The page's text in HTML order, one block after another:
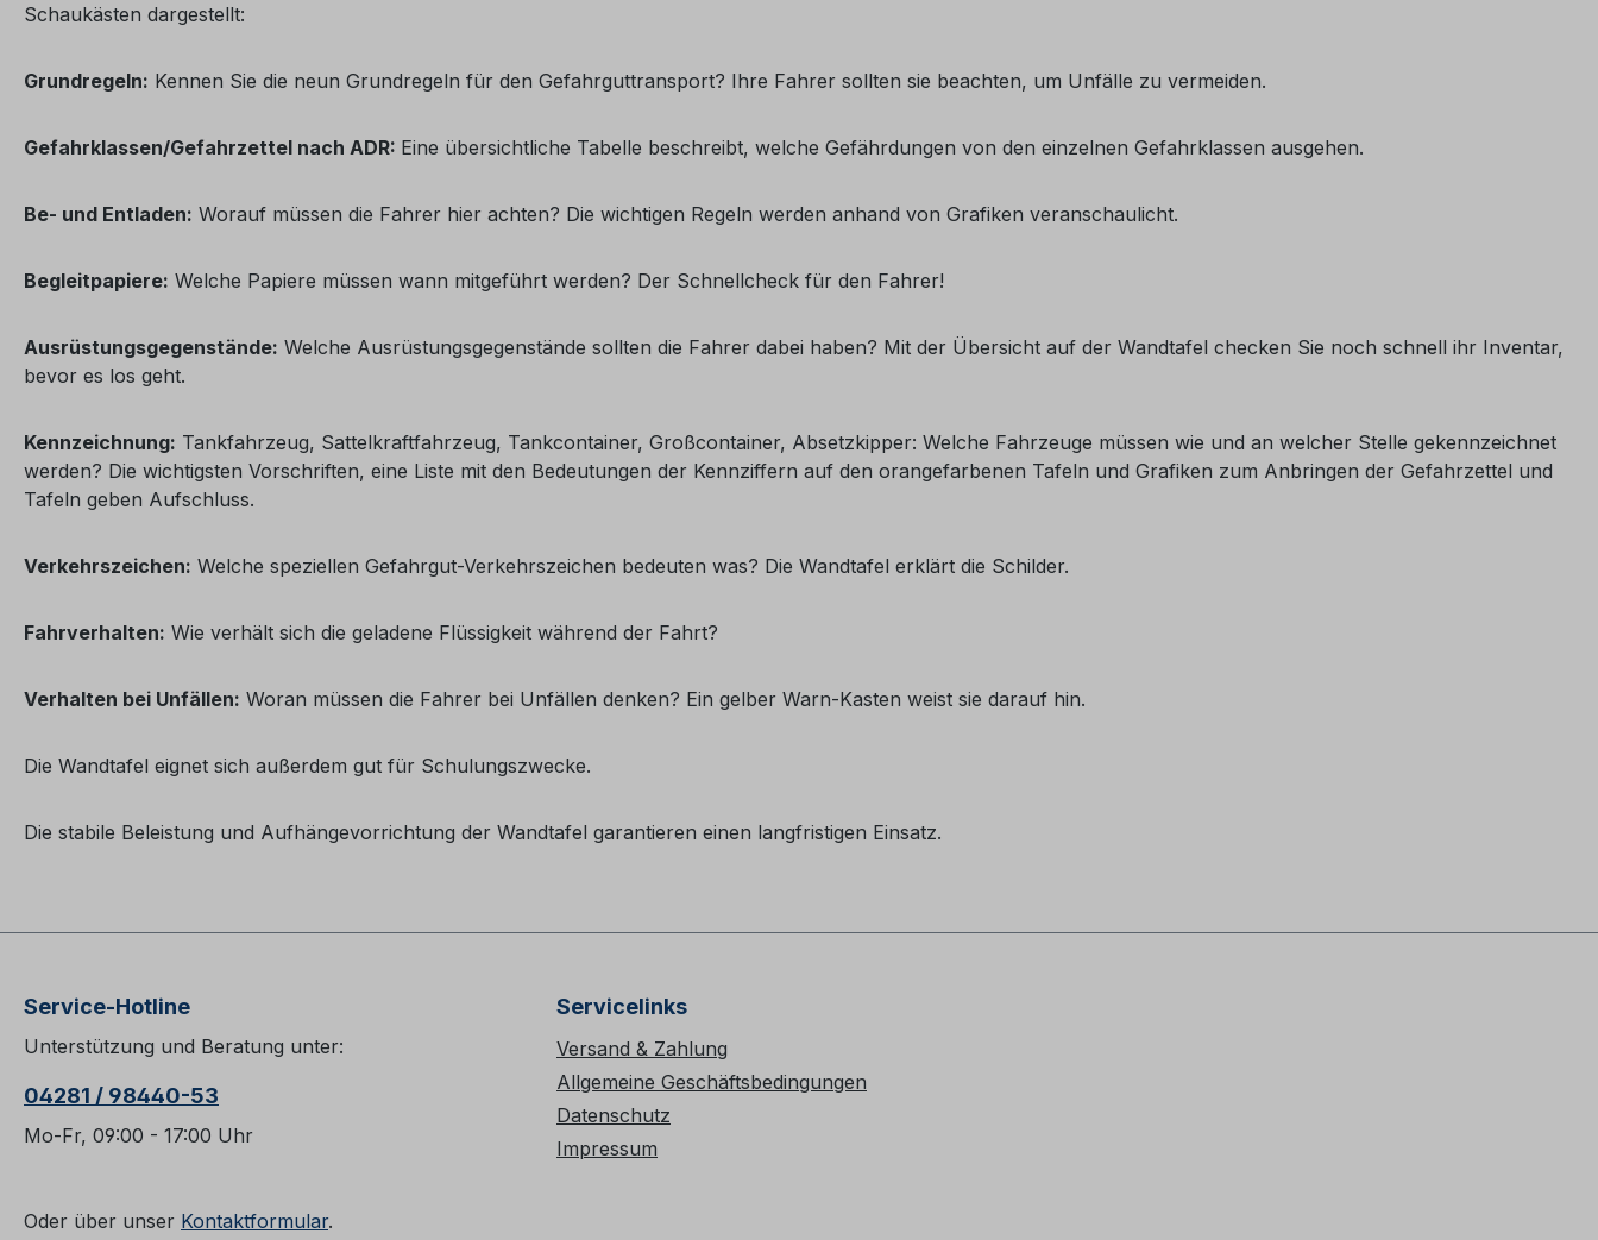
Schaukästen dargestellt:
Grundregeln: Kennen Sie die neun Grundregeln für den Gefahrguttransport? Ihre Fahrer sollten sie beachten, um Unfälle zu vermeiden.
Gefahrklassen/Gefahrzettel nach ADR: Eine übersichtliche Tabelle beschreibt, welche Gefährdungen von den einzelnen Gefahrklassen ausgehen.
Be- und Entladen: Worauf müssen die Fahrer hier achten? Die wichtigen Regeln werden anhand von Grafiken veranschaulicht.
Begleitpapiere: Welche Papiere müssen wann mitgeführt werden? Der Schnellcheck für den Fahrer!
Ausrüstungsgegenstände: Welche Ausrüstungsgegenstände sollten die Fahrer dabei haben? Mit der Übersicht auf der Wandtafel checken Sie noch schnell ihr Inventar,
bevor es los geht.
Kennzeichnung: Tankfahrzeug, Sattelkraftfahrzeug, Tankcontainer, Großcontainer, Absetzkipper: Welche Fahrzeuge müssen wie und an welcher Stelle gekennzeichnet
werden? Die wichtigsten Vorschriften, eine Liste mit den Bedeutungen der Kennziffern auf den orangefarbenen Tafeln und Grafiken zum Anbringen der Gefahrzettel und
Tafeln geben Aufschluss.
Verkehrszeichen: Welche speziellen Gefahrgut-Verkehrszeichen bedeuten was? Die Wandtafel erklärt die Schilder.
Fahrverhalten: Wie verhält sich die geladene Flüssigkeit während der Fahrt?
Verhalten bei Unfällen: Woran müssen die Fahrer bei Unfällen denken? Ein gelber Warn-Kasten weist sie darauf hin.
Die Wandtafel eignet sich außerdem gut für Schulungszwecke.
Die stabile Beleistung und Aufhängevorrichtung der Wandtafel garantieren einen langfristigen Einsatz.
Service-Hotline
Unterstützung und Beratung unter:
04281 / 98440-53
Mo-Fr, 09:00 - 17:00 Uhr
Oder über unser Kontaktformular.
Servicelinks
Versand & Zahlung
Allgemeine Geschäftsbedingungen
Datenschutz
Impressum